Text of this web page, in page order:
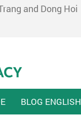
and Dong Hoi
BLOG ENGLISH